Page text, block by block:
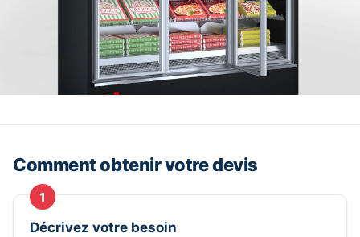
Comment obtenir votre devis
1
Décrivez votre besoin